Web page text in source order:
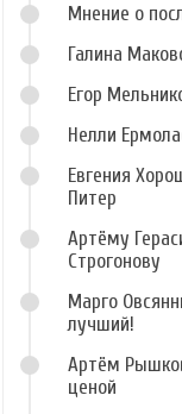
Мнение о
Галина
Егор
Нелли
Евгения
Питер
Артёму
Строгонову
Марго
лучший!
Артём
ценой